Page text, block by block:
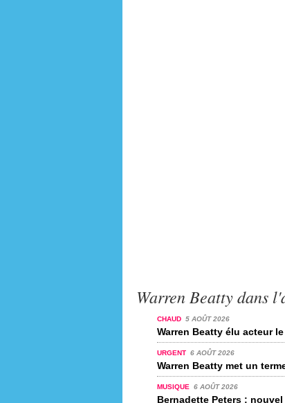
Warren Beatty dans
CHAUD 5 AOÛT 2026
Warren Beatty élu acteur
URGENT 6 AOÛT 2026
Warren Beatty met un
MUSIQUE 6 AOÛT 2026
Bernadette Peters :